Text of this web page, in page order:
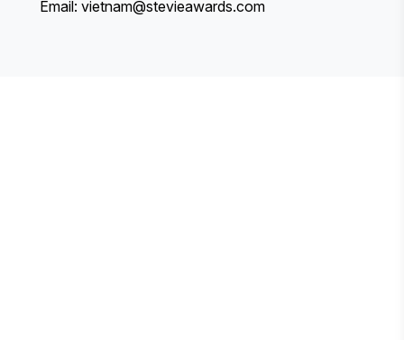
Email: vietnam@stevieawards.com